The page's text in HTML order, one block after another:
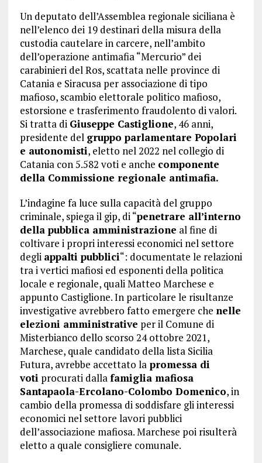
Un deputato dell’Assemblea regionale siciliana è
nell’elenco dei 19 destinari della misura della
custodia cautelare in carcere, nell’ambito
dell’operazione antimafia “Mercurio” dei
carabinieri del Ros, scattata nelle province di
Catania e Siracusa per associazione di tipo
mafioso, scambio elettorale politico mafioso,
estorsione e trasferimento fraudolento di valori.
Si tratta di Giuseppe Castiglione, 46 anni,
presidente del gruppo parlamentare Popolari
e autonomisti, eletto nel 2022 nel collegio di
Catania con 5.582 voti e anche componente
della Commissione regionale antimafia.
L’indagine fa luce sulla capacità del gruppo
criminale, spiega il gip, di “penetrare all’interno
della pubblica amministrazione al fine di
coltivare i propri interessi economici nel settore
degli appalti pubblici“: documentate le relazioni
tra i vertici mafiosi ed esponenti della politica
locale e regionale, quali Matteo Marchese e
appunto Castiglione. In particolare le risultanze
investigative avrebbero fatto emergere che nelle
elezioni amministrative per il Comune di
Misterbianco dello scorso 24 ottobre 2021,
Marchese, quale candidato della lista Sicilia
Futura, avrebbe accettato lapromessa di
voti procurati dallafamiglia mafiosa
Santapaola-Ercolano-Colombo Domenico, in
cambio della promessa di soddisfare gli interessi
economici nel settore lavori pubblici
dell’associazione mafiosa. Marchese poi risulterà
eletto a quale consigliere comunale.